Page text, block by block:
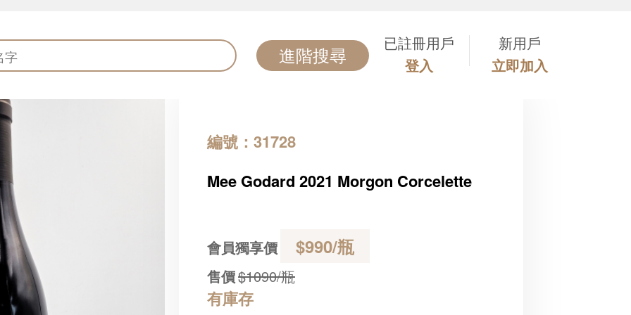
進階搜尋
已註冊用戶
登入
新用戶
立即加入
編號：31728
Mee Godard 2021 Morgon Corcelette
會員獨享價 $990/瓶
售價$1090/瓶
有庫存